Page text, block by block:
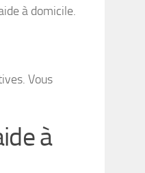
à domicile.
Vous
à